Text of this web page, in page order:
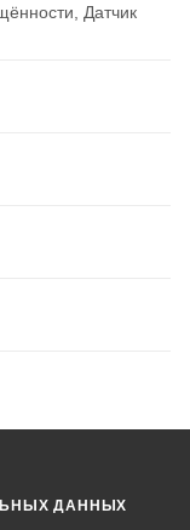
Датчик
ДАННЫХ